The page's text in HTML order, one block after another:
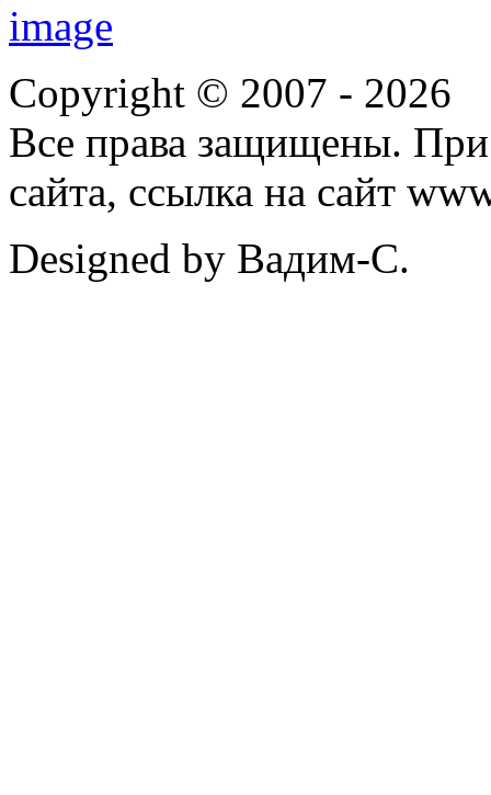
Copyright © 2007 - 2026
Все права защищены. При
сайта, ссылка на сайт
Designed by Вадим-С.